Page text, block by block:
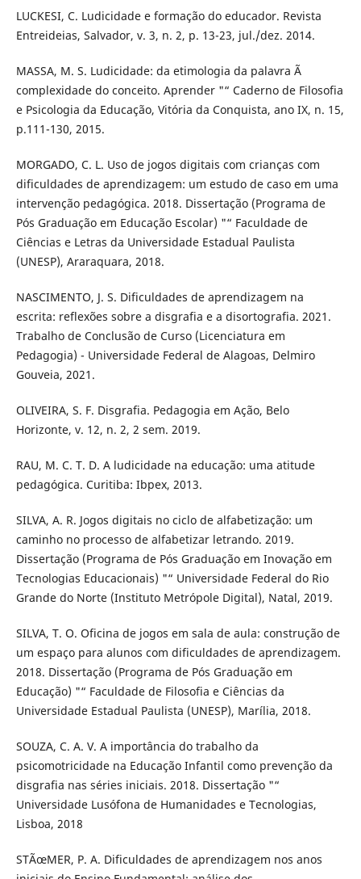
LUCKESI, C. Ludicidade e formação do educador. Revista
Entreideias, Salvador, v. 3, n. 2, p. 13-23, jul./dez. 2014.
MASSA, M. S. Ludicidade: da etimologia da palavra Ã
complexidade do conceito. Aprender "“ Caderno de Filosofia
e Psicologia da Educação, Vitória da Conquista, ano IX, n. 15,
p.111-130, 2015.
MORGADO, C. L. Uso de jogos digitais com crianças com
dificuldades de aprendizagem: um estudo de caso em uma
intervenção pedagógica. 2018. Dissertação (Programa de
Pós Graduação em Educação Escolar) "“ Faculdade de
Ciências e Letras da Universidade Estadual Paulista
(UNESP), Araraquara, 2018.
NASCIMENTO, J. S. Dificuldades de aprendizagem na
escrita: reflexões sobre a disgrafia e a disortografia. 2021.
Trabalho de Conclusão de Curso (Licenciatura em
Pedagogia) - Universidade Federal de Alagoas, Delmiro
Gouveia, 2021.
OLIVEIRA, S. F. Disgrafia. Pedagogia em Ação, Belo
Horizonte, v. 12, n. 2, 2 sem. 2019.
RAU, M. C. T. D. A ludicidade na educação: uma atitude
pedagógica. Curitiba: Ibpex, 2013.
SILVA, A. R. Jogos digitais no ciclo de alfabetização: um
caminho no processo de alfabetizar letrando. 2019.
Dissertação (Programa de Pós Graduação em Inovação em
Tecnologias Educacionais) "“ Universidade Federal do Rio
Grande do Norte (Instituto Metrópole Digital), Natal, 2019.
SILVA, T. O. Oficina de jogos em sala de aula: construção de
um espaço para alunos com dificuldades de aprendizagem.
2018. Dissertação (Programa de Pós Graduação em
Educação) "“ Faculdade de Filosofia e Ciências da
Universidade Estadual Paulista (UNESP), Marília, 2018.
SOUZA, C. A. V. A importância do trabalho da
psicomotricidade na Educação Infantil como prevenção da
disgrafia nas séries iniciais. 2018. Dissertação "“
Universidade Lusófona de Humanidades e Tecnologias,
Lisboa, 2018
STÃœMER, P. A. Dificuldades de aprendizagem nos anos